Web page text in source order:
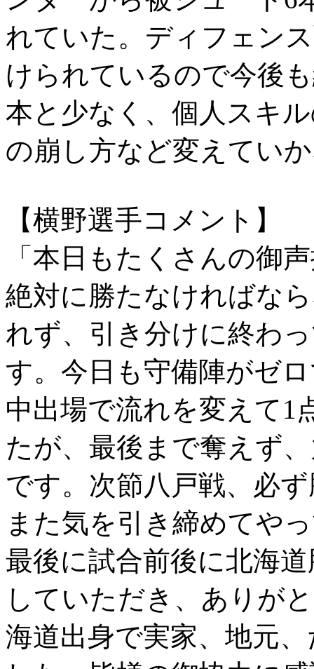
れていた。ディフェン
けられているので今後
本と少なく、個人スキ
の崩し方など変えてい
【横野選手コメント】
「本日もたくさんの御
絶対に勝たなければな
れず、引き分けに終わ
す。今日も守備陣がゼ
中出場で流れを変えて1
たが、最後まで奪えず
です。次節八戸戦、必
また気を引き締めてや
最後に試合前後に北海
していただき、ありが
海道出身で実家、地元